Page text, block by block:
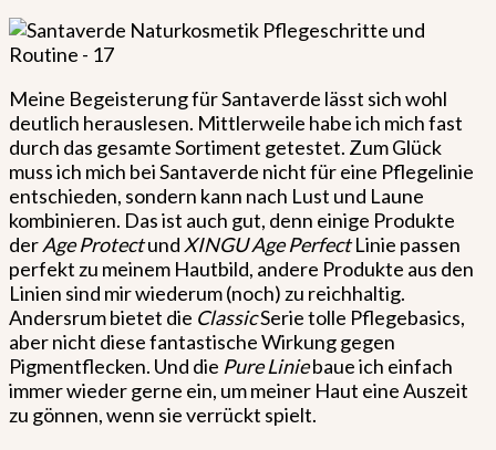
Meine Begeisterung für Santaverde lässt sich wohl
deutlich herauslesen. Mittlerweile habe ich mich fast
durch das gesamte Sortiment getestet. Zum Glück
muss ich mich bei Santaverde nicht für eine Pflegelinie
entschieden, sondern kann nach Lust und Laune
kombinieren. Das ist auch gut, denn einige Produkte
derAge Protectund XINGUAge PerfectLinie passen
perfekt zu meinem Hautbild, andere Produkte aus den
Linien sind mir wiederum (noch) zu reichhaltig.
Andersrum bietet die ClassicSerie tolle Pflegebasics,
aber nicht diese fantastische Wirkung gegen
Pigmentflecken. Und die Pure Liniebaue ich einfach
immer wieder gerne ein, um meiner Haut eine Auszeit
zu gönnen, wenn sie verrückt spielt.